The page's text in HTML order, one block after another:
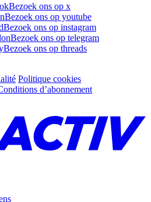
Bezoek ons op x
Bezoek ons op youtube
Bezoek ons op instagram
Bezoek ons op telegram
Bezoek ons op threads
Politique cookies
d’abonnement